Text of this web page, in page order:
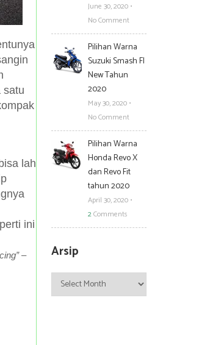
June 30, 2020 •
No Comment
Pilihan Warna
Suzuki Smash FI
New Tahun
2020
May 30, 2020 •
No Comment
Pilihan Warna
Honda Revo X
dan Revo Fit
tahun 2020
April 30, 2020 •
2Comments
Arsip
Arsip
satu
lah
ini
–